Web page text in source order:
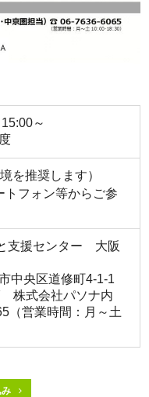
～
度
を推奨します）
フォン等からご参
支援センター 大阪
中央区道修町4-1-1
株式会社パソナ内
（営業時間：月～土
み